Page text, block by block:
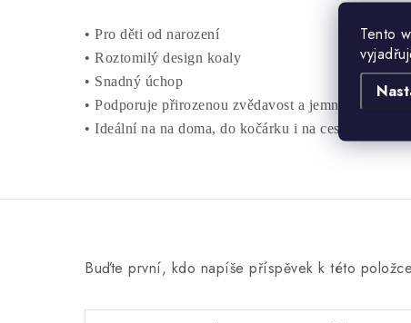
Tento
• Pro děti od narození
• Roztomilý design koaly
• Snadný úchop
• Podporuje přirozenou zvědavost a jemnou motoriku
• Ideální na na doma, do kočárku i na cesty
Buďte první, kdo napíše příspěvek k této